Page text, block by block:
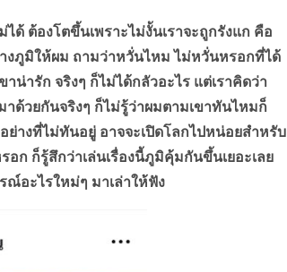
ต้องโตขึ้นเพราะไม่งั้นเราจะถูกรังแก คือ
งภูมิให้ผม ถามว่าหวั่นไหม ไม่หวั่นหรอกที่ได้
น่ารัก จริงๆ ก็ไม่ได้กลัวอะไร แต่เราคิดว่า
าด้วยกันจริงๆ ก็ไม่รู้ว่าผมตามเขาทันไหมก็
างที่ไม่ทันอยู่ อาจจะเปิดโลกไปหน่อยสำหรับ
ก ก็รู้สึกว่าเล่นเรื่องนี้ภูมิคุ้มกันขึ้นเยอะเลย
ณ์อะไรใหม่ๆ มาเล่าให้ฟัง